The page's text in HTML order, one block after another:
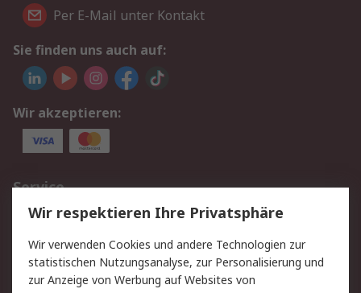
Per E-Mail unter Kontakt
Sie finden uns auch auf:
Wir akzeptieren:
Service
Value Added Services
Lieferlösungen
Rücksendungen
Kontakt
Hilfe
Wir respektieren Ihre Privatsphäre
Wir verwenden Cookies und andere Technologien zur
statistischen Nutzungsanalyse, zur Personalisierung und
zur Anzeige von Werbung auf Websites von